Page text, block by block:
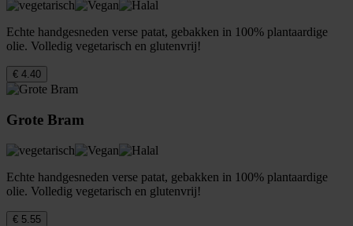
Echte handgesneden verse patat, gebakken in 100% plantaardige
olie. Volledig vegetarisch en glutenvrij!
€ 4.40
Grote Bram
Echte handgesneden verse patat, gebakken in 100% plantaardige
olie. Volledig vegetarisch en glutenvrij!
€ 5.55